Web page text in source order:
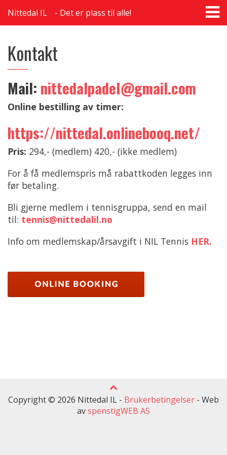
Nittedal IL Det er plass til alle!
Kontakt
Mail: nittedalpadel@gmail.com
Online bestilling av timer:
https://nittedal.onlinebooq.net/
Pris: 294,- (medlem) 420,- (ikke medlem)
For å få medlemspris må rabattkoden legges inn
før betaling.
Bli gjerne medlem i tennisgruppa, send en mail
til: tennis@nittedalil.no
Info om medlemskap/årsavgift i NIL Tennis HER.
Copyright © 2026 Nittedal IL - Brukerbetingelser - Web
avspenstigWEB AS